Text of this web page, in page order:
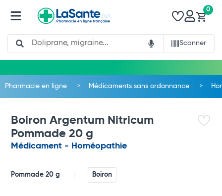
Search
Scanner
0
Pharmacie en ligne Médicaments sans ordonnance
Boiron Argentum Nitricum
Pommade 20 g
Médicament - Homéopathie
Pommade 20 g Boiron